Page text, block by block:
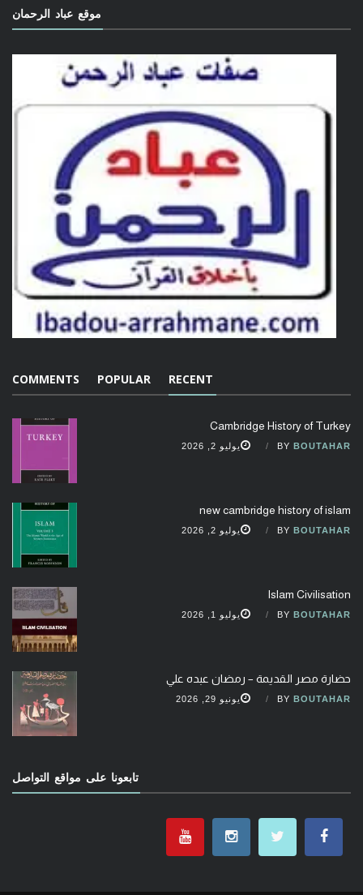
موقع عباد الرحمان
RECENT
POPULAR
COMMENTS
Cambridge History of Turkey
BY BOUTAHAR يوليو 2, 2026
new cambridge history of islam
BY BOUTAHAR يوليو 2, 2026
Islam Civilisation
BY BOUTAHAR يوليو 1, 2026
حضارة مصر القديمة – رمضان عبده علي
BY BOUTAHAR يونيو 29, 2026
تابعونا على مواقع التواصل